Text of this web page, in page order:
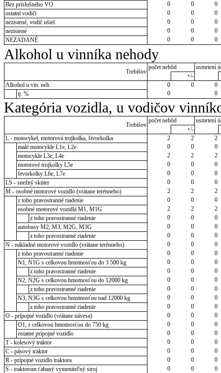
Bez príslušného VO
0 0
0
ostatní vodiči
0 0
0
nezistené, vodič ušiel
0 0
0
nezistené
0 0
0
NEZADANÉ
0 0 0
Alkohol u vinníka nehody
Trebišov
počet nehôd
usmrtení
+/-
Alkohol u vin. neh.
0 0
0
tj. %
0 0
Kategória vozidla, u vodičov
Trebišov
počet nehôd
usmrtení
+/-
L - motocykel, motorová trojkolka, štvorkolka
2 2
2
malé motocykle L1e, L2e
0 0
0
motocykle L3e, L4e
2 2
2
motorové trojkolky L5e
0 0
0
štvorkolky L6e, L7e
0 0
0
LS - snežný skúter
0 0
0
M - osobné motorové vozidlo (vrátane terénneho)
2 2
2
z toho pravostranné riadenie
0 0
0
osobné motorové vozidlá M1, M1G
2 2
2
z toho pravostranné riadenie
0 0
0
autobusy M2, M3, M2G, M3G
0 0
0
z toho pravostranné riadenie
0 0
0
N - nákladné motorové vozidlo (vrátane terénneho)
0 0
0
z toho pravostranné riadenie
0 0
0
N1, N1G s celkovou hmotnosťou do 3 500 kg
0 0
0
z toho pravostranné riadenie
0 0
0
N2, N2G s celkovou hmotnosťou do 12000 kg
0 0
0
z toho pravostranné riadenie
0 0
0
N3, N3G s celkovou hmotnosťou nad 12000 kg
0 0
0
z toho pravostranné riadenie
0 0
0
O - prípojné vozidlo (vrátane návesa)
0 0
0
O1, s celkovou hmotnosťou do 750 kg
0 0
0
ostatné prípojné vozidlo
0 0
0
T - kolesový traktor
0 0
0
C - pásový traktor
0 0
0
R - prípojné vozidlo traktora
0 0
0
S - traktorom ťahaný vymeniteľný stroj
0 0
0